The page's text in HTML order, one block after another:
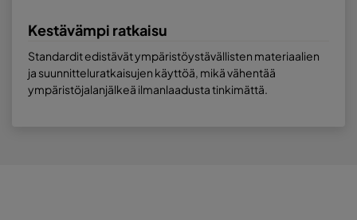
Kestävämpi ratkaisu
Standardit edistävät ympäristöystävällisten materiaalien
ja suunnitteluratkaisujen käyttöä, mikä vähentää
ympäristöjalanjälkeä ilmanlaadusta tinkimättä.